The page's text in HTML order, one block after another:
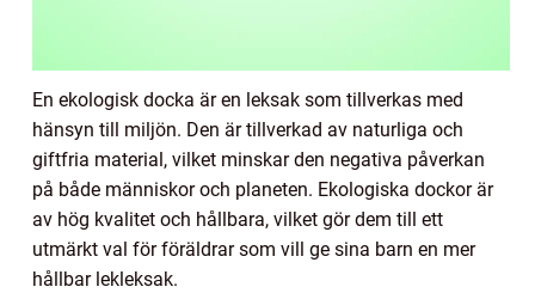
En ekologisk docka är en leksak som tillverkas med
hänsyn till miljön. Den är tillverkad av naturliga och
giftfria material, vilket minskar den negativa påverkan
på både människor och planeten. Ekologiska dockor är
av hög kvalitet och hållbara, vilket gör dem till ett
utmärkt val för föräldrar som vill ge sina barn en mer
hållbar lekleksak.